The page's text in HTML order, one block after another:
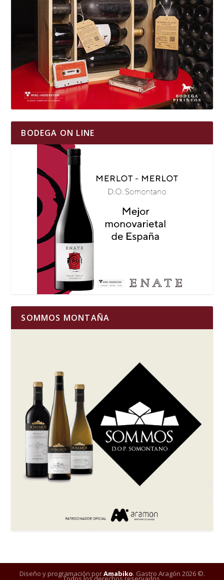
BODEGA ON LINE
SOMMOS MONTAÑA
Diseño y programación porAmabiko. Gastro Aragón 2026 ©.